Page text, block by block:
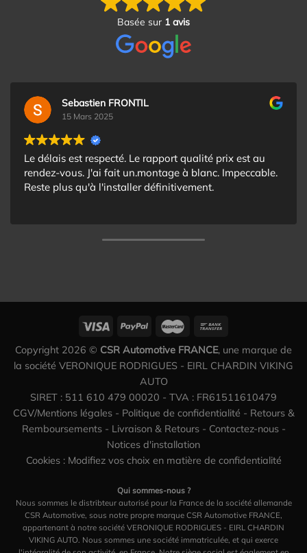
Basée sur 1 avis
Sebastien FRONTIL
15 Mars 2025
Le délais est respecté. Le rapport qualité prix est au
rendez-vous. J'ai fait un.montage à blanc. Impeccable.
Reste plus qu'à l'installer définitivement.
Copyright 2026 © CSR Automotive FRANCE, une marque de
la société VERONIQUE RODRIGUES - EIRL CHARDIN VIKING
AUTO
SIRET : 511 610 479 00020 - TVA : FR61511610479
CGV/Mentions légales- Politique de confidentialité - Retours &
Remboursements- Livraison & Retours- Contactez-nous-
Notices d'installation
Cookies : Modifiez vos choix en matière de confidentialité
Qui sommes-nous ?
Nous sommes le distribteur autorisé pour la France de la société allemande
CSR Automotive, sous notre propre marque CSR Automotive FRANCE,
appartenant à notre société VERONIQUE RODRIGUES - EIRL CHARDIN
VIKING AUTO. Nous sommes une société immatriculée, et qui exerce